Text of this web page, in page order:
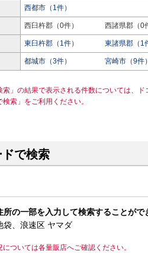
西都市（1件）
西臼杵郡（0件） 西諸県郡（0
東臼杵郡（1件） 東諸県郡（1
都城市（3件） 宮崎市（9件）
索」の結果で表示される件数については、
検索」をご利用ください。
で検索
所の一部を入力して検索することがで
、浪速区 ヤマダ
ついては各量販店へご確認ください。